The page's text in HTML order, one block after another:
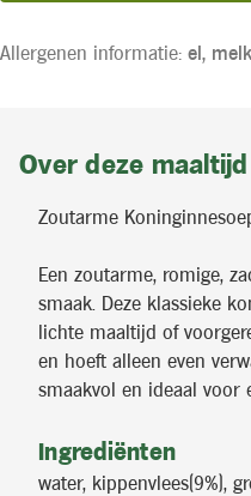
Allergenen informatie: ei,
Over deze maaltijd
Zoutarme
Een zoutarme, romige,
smaak. Deze klassieke
lichte maaltijd of
en hoeft alleen even
smaakvol en ideaal voor
Ingrediënten
water, kippenvlees(9%),